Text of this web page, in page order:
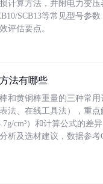
计算方法，并附电力变压
SCB13等常见型号参
评估要点。
法有哪些
和黄铜棒重量的三种常用
法、在线工具法），重点
cm³）和计算公式的差
析及选材建议，数据参考